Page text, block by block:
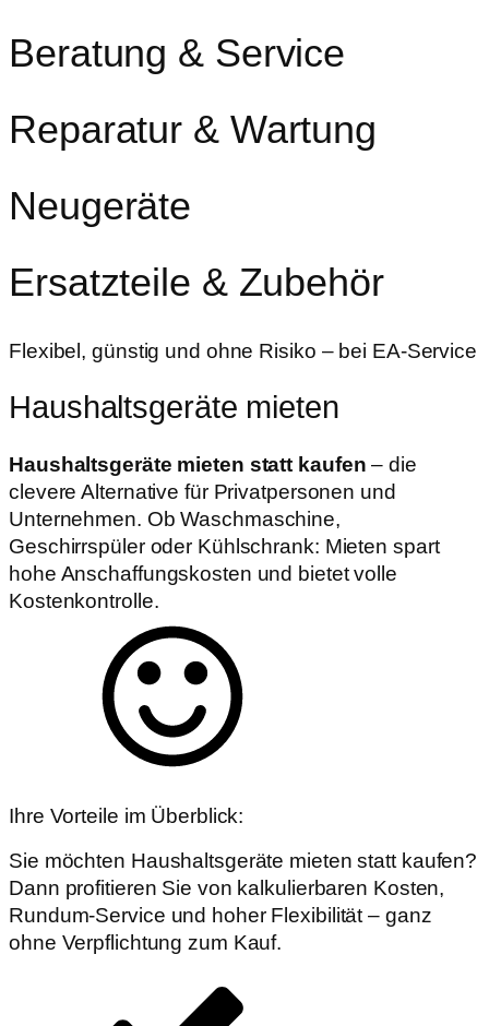
Beratung & Service
Reparatur & Wartung
Neugeräte
Ersatzteile & Zubehör
Flexibel, günstig und ohne Risiko – bei EA-Service
Haushaltsgeräte mieten
Haushaltsgeräte mieten statt kaufen – die
clevere Alternative für Privatpersonen und
Unternehmen. Ob Waschmaschine,
Geschirrspüler oder Kühlschrank: Mieten spart
hohe Anschaffungskosten und bietet volle
Kostenkontrolle.
Ihre Vorteile im Überblick:
Sie möchten Haushaltsgeräte mieten statt kaufen?
Dann profitieren Sie von kalkulierbaren Kosten,
Rundum-Service und hoher Flexibilität – ganz
ohne Verpflichtung zum Kauf.